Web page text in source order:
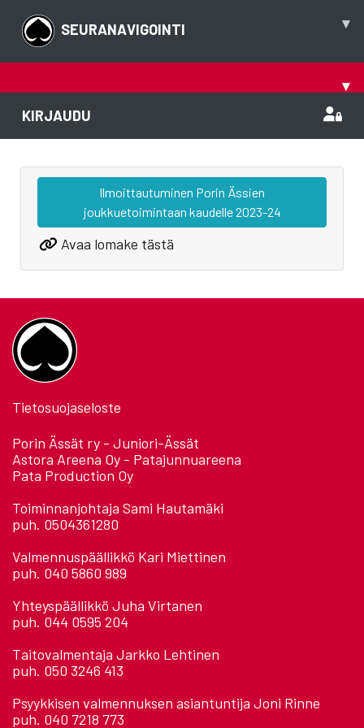
SEURANAVIGOINTI ▾
▾
KIRJAUDU
Ilmoittautuminen Porin Ässien
joukkuetoimintaan kaudelle 2023-24
Avaa lomake tästä
Tietosuojaseloste
Porin Ässät ry - Juniori-Ässät
Astora Areena Oy - Patajunnuareena
Pata Production Oy
Toiminnanjohtaja Sami Hautamäki
puh. 0504361280
Valmennuspäällikkö Kari Miettinen
puh. 040 5860 989
Yhteyspäällikkö Juha Virtanen
puh. 044 0595 204
Taitovalmentaja Jarkko Lehtinen
puh. 050 3246 413
Psyykkisen valmennuksen asiantuntija Joni Rinne
puh. 040 7218 773